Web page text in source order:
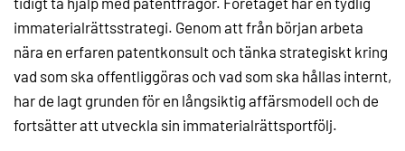
immaterialrättsstrategi. Genom att från början arbeta
nära en erfaren patentkonsult och tänka strategiskt kring
vad som ska offentliggöras och vad som ska hållas internt,
har de lagt grunden för en långsiktig affärsmodell och de
fortsätter att utveckla sin immaterialrättsportfölj.